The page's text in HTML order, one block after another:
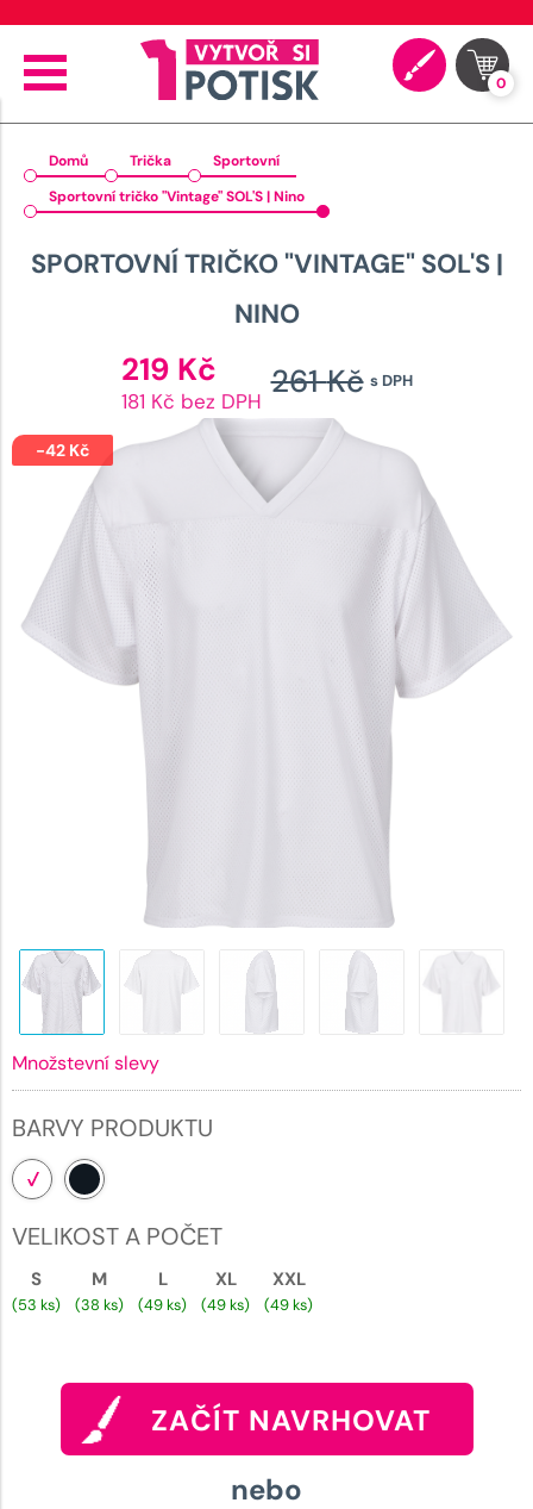
0
Domů Trička
Sportovní
Sportovní tričko "Vintage" SOL'S | Nino
SPORTOVNÍ TRIČKO "VINTAGE" SOL'S |
NINO
s DPH
261Kč
cena
byla:
261 Kč.
219 Kč cena
je:
219 Kč.
181 Kč bez DPH
-42Kč
Množstevní slevy
BARVY PRODUKTU
VELIKOST A POČET
S
(53 ks)
M
(38 ks)
L
(49 ks)
XL
(49 ks)
XXL
(49 ks)
ZAČÍT NAVRHOVAT
nebo